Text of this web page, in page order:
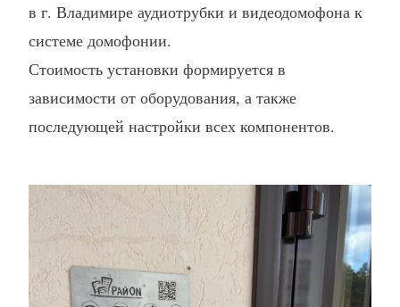
в г. Владимире аудиотрубки и видеодомофона к
системе домофонии.
Стоимость установки формируется в
зависимости от оборудования, а также
последующей настройки всех компонентов.